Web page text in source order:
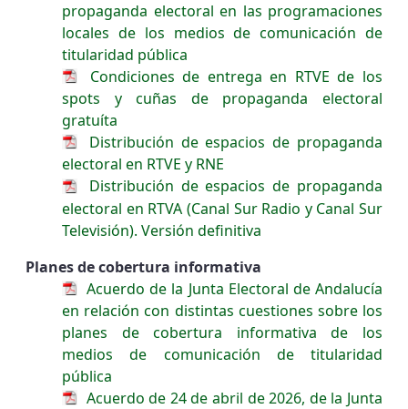
propaganda electoral en las programaciones
locales de los medios de comunicación de
titularidad pública
Condiciones de entrega en RTVE de los
spots y cuñas de propaganda electoral
gratuíta
Distribución de espacios de propaganda
electoral en RTVE y RNE
Distribución de espacios de propaganda
electoral en RTVA (Canal Sur Radio y Canal Sur
Televisión). Versión definitiva
Planes de cobertura informativa
Acuerdo de la Junta Electoral de Andalucía
en relación con distintas cuestiones sobre los
planes de cobertura informativa de los
medios de comunicación de titularidad
pública
Acuerdo de 24 de abril de 2026, de la Junta